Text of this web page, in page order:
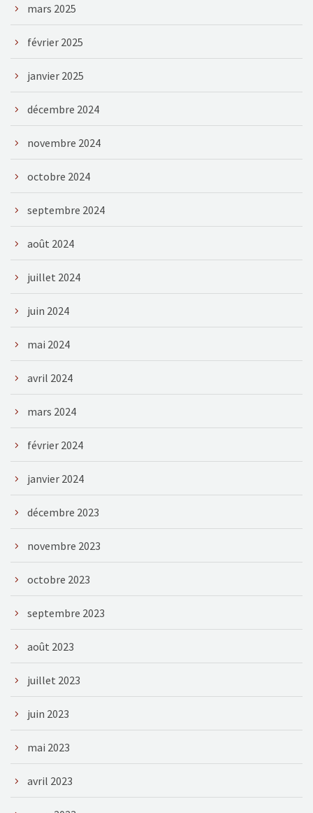
mars 2025
février 2025
janvier 2025
décembre 2024
novembre 2024
octobre 2024
septembre 2024
août 2024
juillet 2024
juin 2024
mai 2024
avril 2024
mars 2024
février 2024
janvier 2024
décembre 2023
novembre 2023
octobre 2023
septembre 2023
août 2023
juillet 2023
juin 2023
mai 2023
avril 2023